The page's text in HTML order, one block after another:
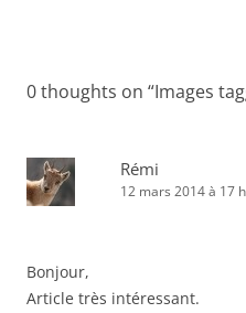
0 thoughts on “Images
Rémi
12 mars 2014 à 17
Bonjour,
Article très intéressant.